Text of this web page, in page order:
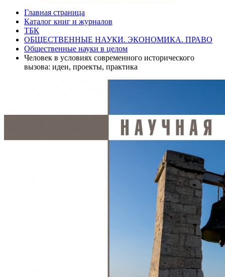
Главная страница
Каталог книг и журналов
ТБК
ОБЩЕСТВЕННЫЕ НАУКИ. ЭКОНОМИКА. ПРАВО
Общественные науки в целом
Человек в условиях современного исторического
вызова: идеи, проекты, практика